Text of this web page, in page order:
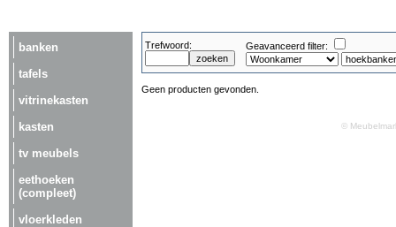
banken
tafels
vitrinekasten
kasten
tv meubels
eethoeken
(compleet)
vloerkleden
Trefwoord: Geavanceerd filter:
Geen producten gevonden.
©